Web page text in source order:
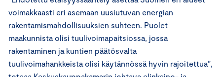
voimakkaasti eri asemaan uusiutuvan energian
rakentamismahdollisuuksien suhteen. Puolet
maakunnista olisi tuulivoimapaitsiossa, jossa
rakentaminen ja kuntien päätösvalta
tuulivoimahankkeista olisi käytännössä hyvin rajoitettua”,